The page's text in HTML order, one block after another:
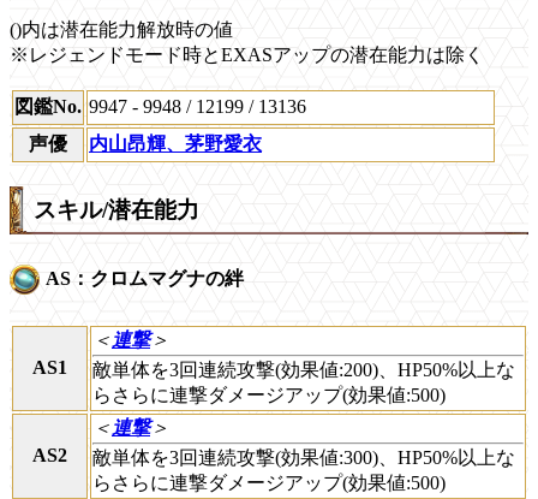
()内は潜在能力解放時の値
※レジェンドモード時とEXASアップの潜在能力は除く
図鑑No. 9947 - 9948 / 12199 / 13136
声優
内山昂輝、茅野愛衣
スキル/潜在能力
AS：クロムマグナの絆
AS1
＜ 連撃＞
敵単体を3回連続攻撃(効果値:200)、HP50%以上な
らさらに連撃ダメージアップ(効果値:500)
AS2
＜ 連撃＞
敵単体を3回連続攻撃(効果値:300)、HP50%以上な
らさらに連撃ダメージアップ(効果値:500)